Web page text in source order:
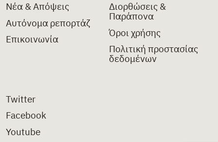
Νέα & Απόψεις
Αυτόνομα ρεπορτάζ
Επικοινωνία
Διορθώσεις &
Παράπονα
Όροι χρήσης
Πολιτική προστασίας
δεδομένων
Twitter
Facebook
Youtube